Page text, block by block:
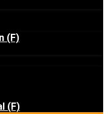
(F)
(F)